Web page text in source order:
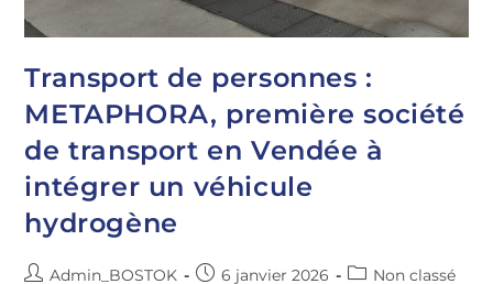
Transport de personnes :
METAPHORA, première société
de transport en Vendée à
intégrer un véhicule
hydrogène
Admin_BOSTOK 6 janvier 2026 Non classé